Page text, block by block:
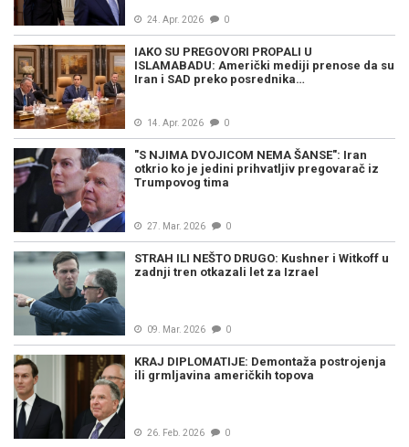
24. Apr. 2026 0
IAKO SU PREGOVORI PROPALI U
ISLAMABADU: Američki mediji prenose da su
Iran i SAD preko posrednika…
14. Apr. 2026 0
"S NJIMA DVOJICOM NEMA ŠANSE": Iran
otkrio ko je jedini prihvatljiv pregovarač iz
Trumpovog tima
27. Mar. 2026 0
STRAH ILI NEŠTO DRUGO: Kushner i Witkoff u
zadnji tren otkazali let za Izrael
09. Mar. 2026 0
KRAJ DIPLOMATIJE: Demontaža postrojenja
ili grmljavina američkih topova
26. Feb. 2026 0